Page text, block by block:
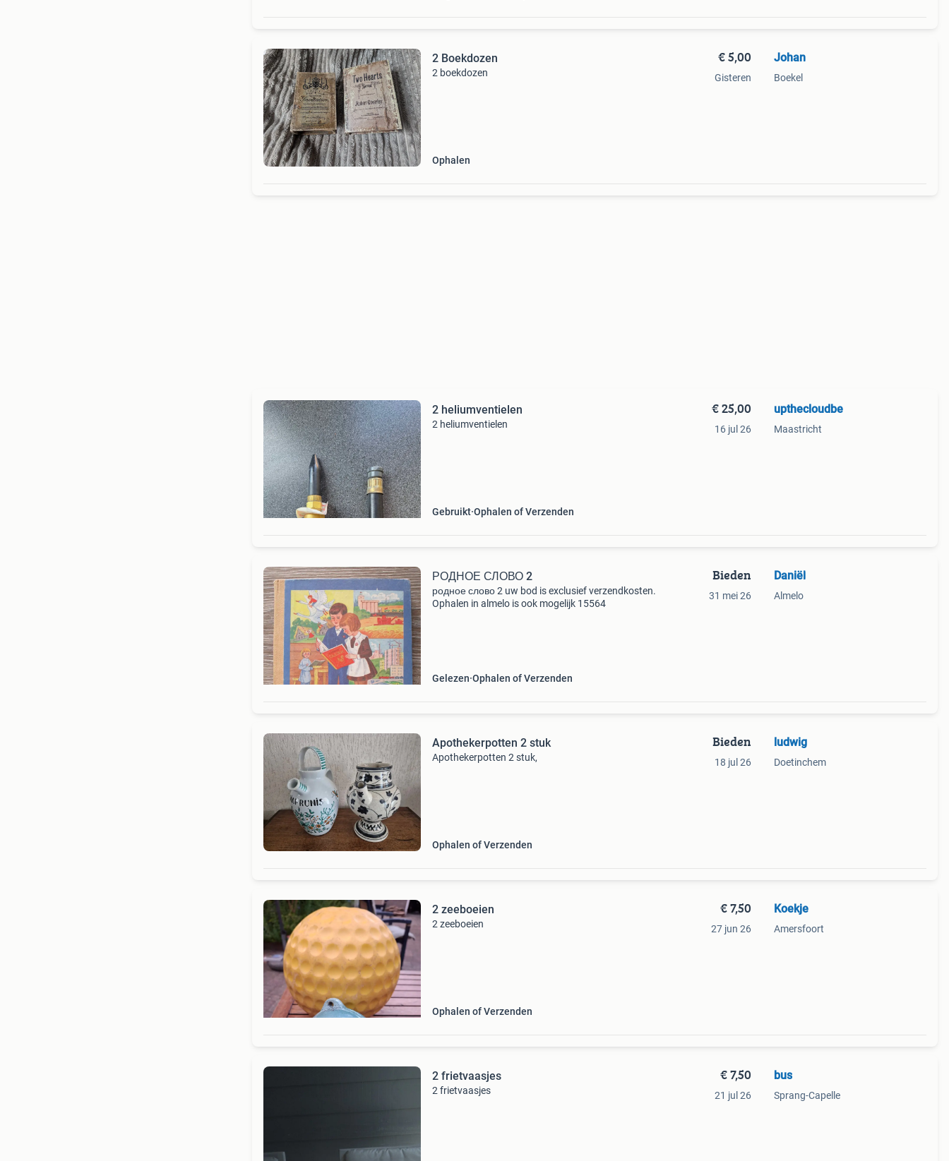
2 Boekdozen
2 boekdozen
Ophalen
€ 5,00
Gisteren
Johan
Boekel
2 heliumventielen
2 heliumventielen
Gebruikt Ophalen of Verzenden
€ 25,00
16 jul 26
upthecloudbe
Maastricht
РОДНОЕ СЛОВО 2
родное слово 2 uw bod is exclusief verzendkosten.
Ophalen in almelo is ook mogelijk 15564
Gelezen Ophalen of Verzenden
Bieden
31 mei 26
Daniël
Almelo
Apothekerpotten 2 stuk
Apothekerpotten 2 stuk,
Ophalen of Verzenden
Bieden
18 jul 26
ludwig
Doetinchem
2 zeeboeien
2 zeeboeien
Ophalen of Verzenden
€ 7,50
27 jun 26
Koekje
Amersfoort
2 frietvaasjes
2 frietvaasjes
€ 7,50
21 jul 26
bus
Sprang-Capelle